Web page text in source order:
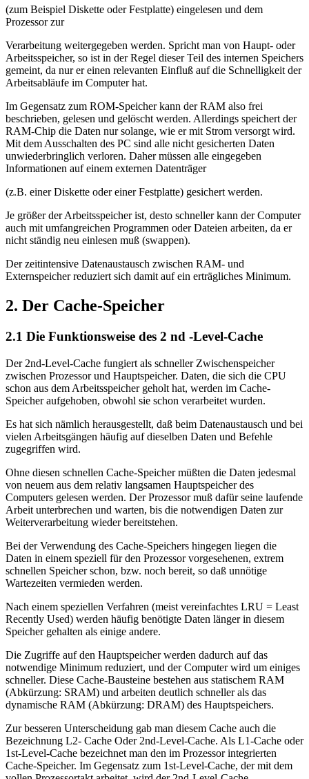
(zum Beispiel Diskette oder Festplatte) eingelesen und dem
Prozessor zur
Verarbeitung weitergegeben werden. Spricht man von Haupt- oder
Arbeitsspeicher, so ist in der Regel dieser Teil des internen Speichers
gemeint, da nur er einen relevanten Einfluß auf die Schnelligkeit der
Arbeitsabläufe im Computer hat.
Im Gegensatz zum ROM-Speicher kann der RAM also frei
beschrieben, gelesen und gelöscht werden. Allerdings speichert der
RAM-Chip die Daten nur solange, wie er mit Strom versorgt wird.
Mit dem Ausschalten des PC sind alle nicht gesicherten Daten
unwiederbringlich verloren. Daher müssen alle eingegeben
Informationen auf einem externen Datenträger
(z.B. einer Diskette oder einer Festplatte) gesichert werden.
Je größer der Arbeitsspeicher ist, desto schneller kann der Computer
auch mit umfangreichen Programmen oder Dateien arbeiten, da er
nicht ständig neu einlesen muß (swappen).
Der zeitintensive Datenaustausch zwischen RAM- und
Externspeicher reduziert sich damit auf ein erträgliches Minimum.
2. Der Cache-Speicher
2.1 Die Funktionsweise des 2 nd -Level-Cache
Der 2nd-Level-Cache fungiert als schneller Zwischenspeicher
zwischen Prozessor und Hauptspeicher. Daten, die sich die CPU
schon aus dem Arbeitsspeicher geholt hat, werden im Cache-
Speicher aufgehoben, obwohl sie schon verarbeitet wurden.
Es hat sich nämlich herausgestellt, daß beim Datenaustausch und bei
vielen Arbeitsgängen häufig auf dieselben Daten und Befehle
zugegriffen wird.
Ohne diesen schnellen Cache-Speicher müßten die Daten jedesmal
von neuem aus dem relativ langsamen Hauptspeicher des
Computers gelesen werden. Der Prozessor muß dafür seine laufende
Arbeit unterbrechen und warten, bis die notwendigen Daten zur
Weiterverarbeitung wieder bereitstehen.
Bei der Verwendung des Cache-Speichers hingegen liegen die
Daten in einem speziell für den Prozessor vorgesehenen, extrem
schnellen Speicher schon, bzw. noch bereit, so daß unnötige
Wartezeiten vermieden werden.
Nach einem speziellen Verfahren (meist vereinfachtes LRU = Least
Recently Used) werden häufig benötigte Daten länger in diesem
Speicher gehalten als einige andere.
Die Zugriffe auf den Hauptspeicher werden dadurch auf das
notwendige Minimum reduziert, und der Computer wird um einiges
schneller. Diese Cache-Bausteine bestehen aus statischem RAM
(Abkürzung: SRAM) und arbeiten deutlich schneller als das
dynamische RAM (Abkürzung: DRAM) des Hauptspeichers.
Zur besseren Unterscheidung gab man diesem Cache auch die
Bezeichnung L2- Cache Oder 2nd-Level-Cache. Als L1-Cache oder
1st-Level-Cache bezeichnet man den im Prozessor integrierten
Cache-Speicher. Im Gegensatz zum 1st-Level-Cache, der mit dem